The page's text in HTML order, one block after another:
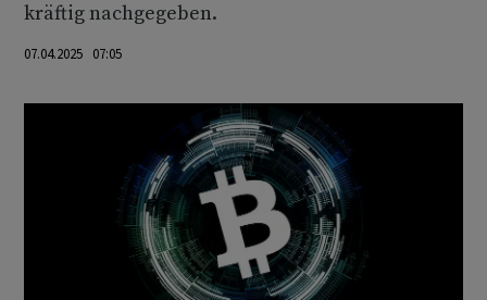
kräftig nachgegeben.
07.04.2025 07:05